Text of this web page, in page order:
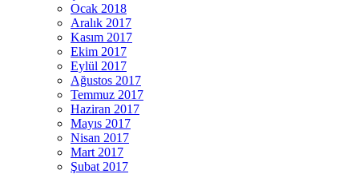
Ocak 2018
Aralık 2017
Kasım 2017
Ekim 2017
Eylül 2017
Ağustos 2017
Temmuz 2017
Haziran 2017
Mayıs 2017
Nisan 2017
Mart 2017
Şubat 2017